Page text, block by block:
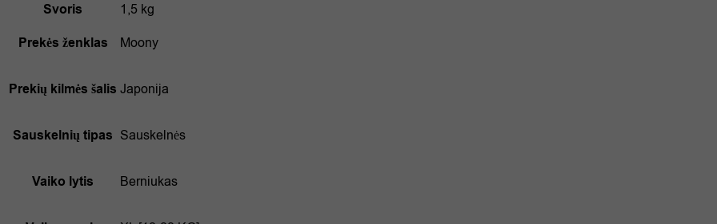
Svoris
1,5 kg
Prekės ženklas
Moony
Prekių kilmės šalis Japonija
Sauskelnių tipas Sauskelnės
Vaiko lytis Berniukas